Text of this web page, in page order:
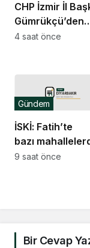
CHP İzmir İl
Gümrükçü’den
‘komisyon’
içerisinde yer alır
4 saat önce
İSKİ: Fatih’te
bazı
saatlik su
Gündem
9 saat önce
Bir Cevap